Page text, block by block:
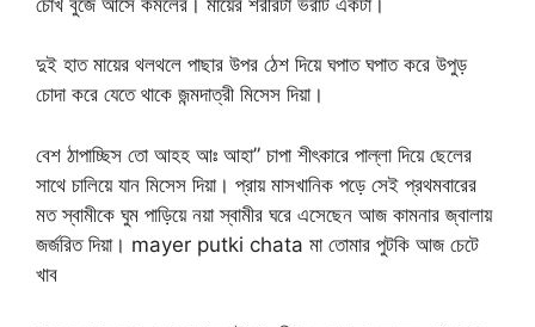
দুই হাত মায়ের থলথলে পাছার উপর ঠেশ দিয়ে ঘপাত ঘপাত করে উপুড়
চোদা করে যেতে থাকে জন্মদাত্রী মিসেস দিয়া।
বেশ ঠাপাচ্ছিস তো আহহ আঃ আহা” চাপা শীৎকারে পাল্লা দিয়ে ছেলের
সাথে চালিয়ে যান মিসেস দিয়া। প্রায় মাসখানিক পড়ে সেই প্রথমবারের
মত স্বামীকে ঘুম পাড়িয়ে নয়া স্বামীর ঘরে এসেছেন আজ কামনার জ্বালায়
জর্জরিত দিয়া। mayer putki chata মা তোমার পুটকি আজ চেটে
খাব